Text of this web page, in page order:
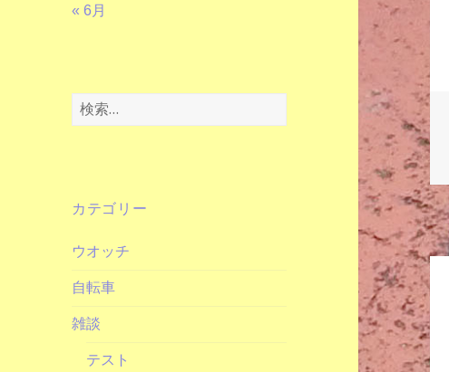
« 6月
検
索:
カテゴリー
ウオッチ
自転車
雑談
テスト
投
ナ
ビ